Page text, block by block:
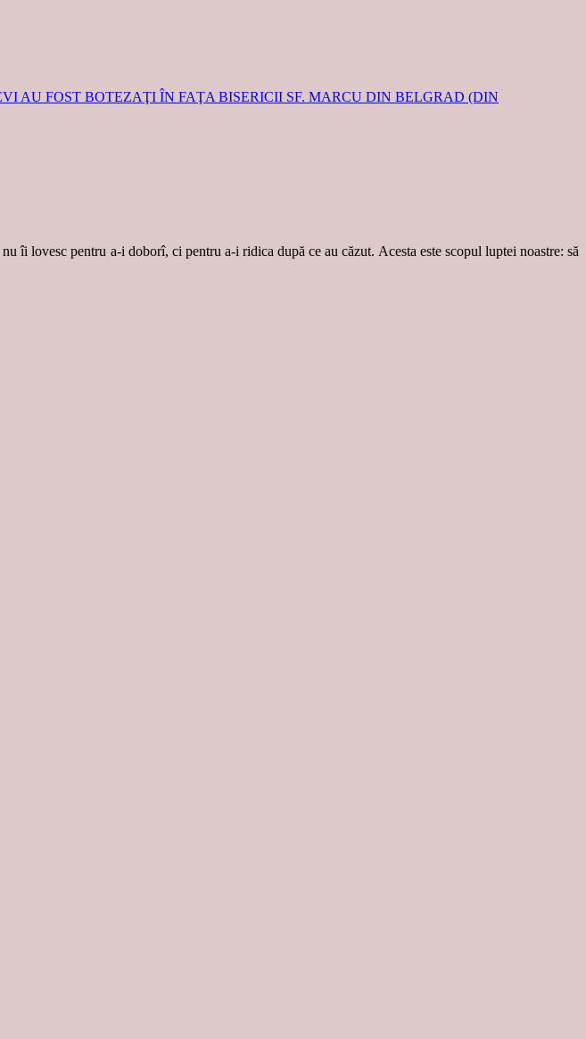
AU FOST BOTEZAŢI ÎN FAŢA BISERICII SF. MARCU DIN BELGRAD (DIN
îi lovesc pentru a-i doborî, ci pentru a-i ridica după ce au căzut. Acesta este scopul luptei noastre: să